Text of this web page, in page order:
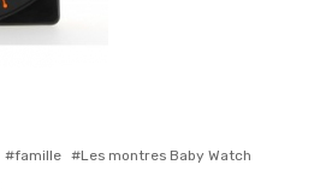
famille
Les montres Baby Watch